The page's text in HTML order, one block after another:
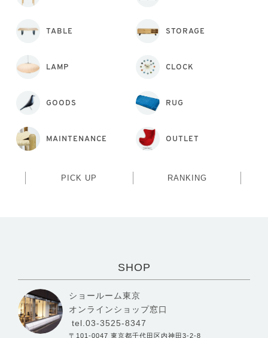
TABLE STORAGE
LAMP CLOCK
GOODS RUG
MAINTENANCE OUTLET
PICK UP RANKING
SHOP
ショールーム東京
オンラインショップ窓口
tel.03-3525-8347
〒101-0047 東京都千代田区内神田3-2-8